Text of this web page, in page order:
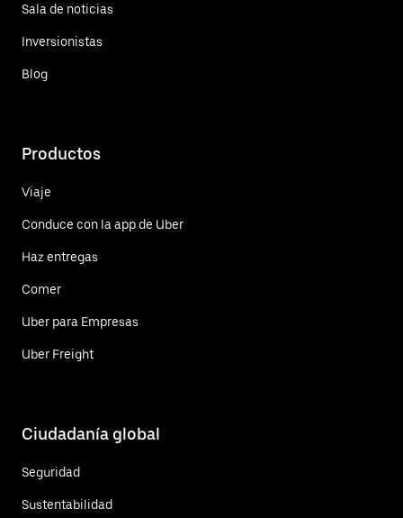
Sala de noticias
Inversionistas
Blog
Productos
Viaje
Conduce con la app de Uber
Haz entregas
Comer
Uber para Empresas
Uber Freight
Ciudadanía global
Seguridad
Sustentabilidad